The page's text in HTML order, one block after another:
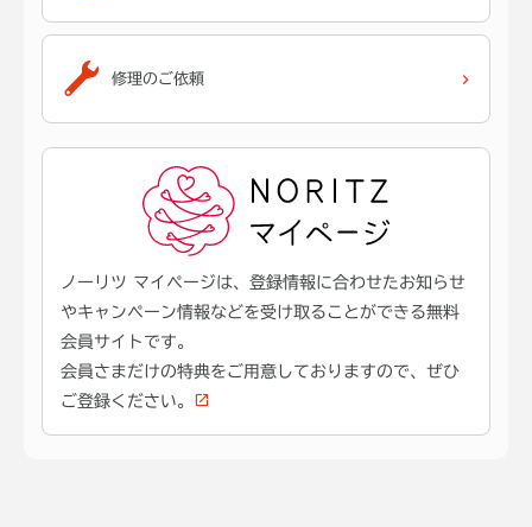
修理のご依頼
ノーリツ マイページは、登録情報に合わせたお知らせ
やキャンペーン情報などを受け取ることができる無料
会員サイトです。
会員さまだけの特典をご用意しておりますので、ぜひ
ご登録ください。